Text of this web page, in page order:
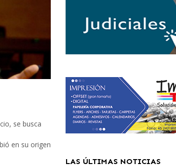
se busca
en su origen
LAS ÚLTIMAS NOTICIAS